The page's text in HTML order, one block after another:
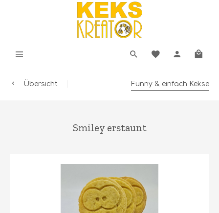
Übersicht Funny & einfach Kekse
Smiley erstaunt